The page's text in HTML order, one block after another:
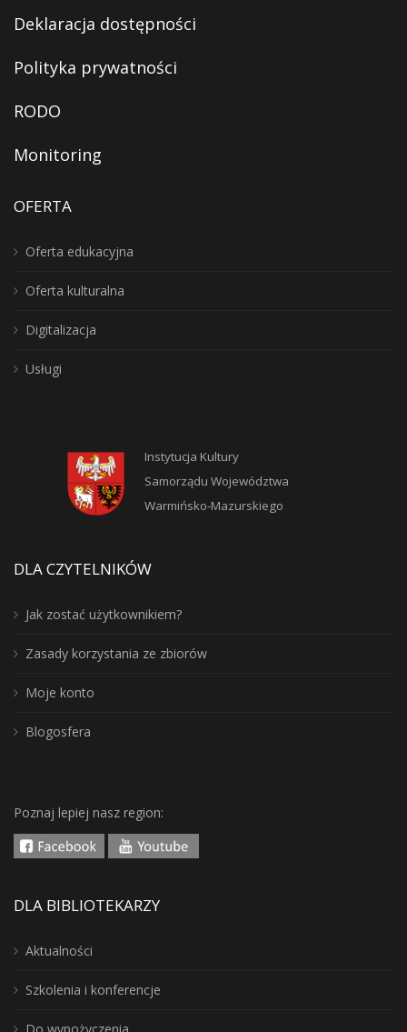
Deklaracja dostępności
Polityka prywatności
RODO
Monitoring
OFERTA
Oferta edukacyjna
Oferta kulturalna
Digitalizacja
Usługi
Instytucja Kultury
Samorządu Województwa
Warmińsko-Mazurskiego
DLA CZYTELNIKÓW
Jak zostać użytkownikiem?
Zasady korzystania ze zbiorów
Moje konto
Blogosfera
Poznaj lepiej nasz region:
DLA BIBLIOTEKARZY
Aktualności
Szkolenia i konferencje